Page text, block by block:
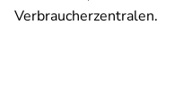
Verbraucherzentralen.